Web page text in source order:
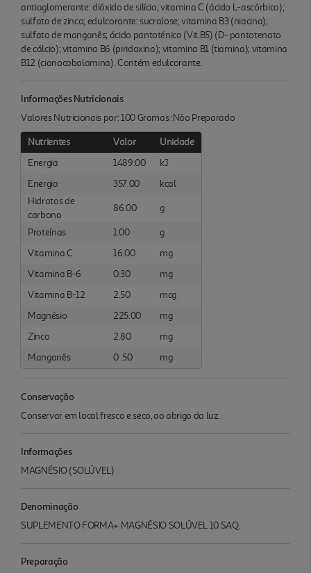
antiaglomerante: dióxido de silício; vitamina C (ácido L-ascórbico);
sulfato de zinco; edulcorante: sucralose; vitamina B3 (niacina);
sulfato de manganês; ácido pantoténico (Vit.B5) (D- pantotenato
de cálcio); vitamina B6 (piridoxina); vitamina B1 (tiamina); vitamina
B12 (cianocobalamina). Contém edulcorante.
Informações Nutricionais
Valores Nutricionais por: 100 Gramas :Não Preparado
Nutrientes Valor
Unidade
Energia
1489.00
kJ
Energia
357.00
kcal
Hidratos de
carbono
86.00 g
Proteínas 1.00
g
Vitamina C
16.00
mg
Vitamina B-6
0.30
mg
Vitamina B-12
2.50
mcg
Magnésio
225.00
mg
Zinco
2.80
mg
Manganês
0 .50 mg
Conservação
Conservar em local fresco e seco, ao abrigo da luz.
Informações
MAGNÉSIO (SOLÚVEL)
Denominação
SUPLEMENTO FORMA+ MAGNÉSIO SOLÚVEL 10 SAQ.
Preparação